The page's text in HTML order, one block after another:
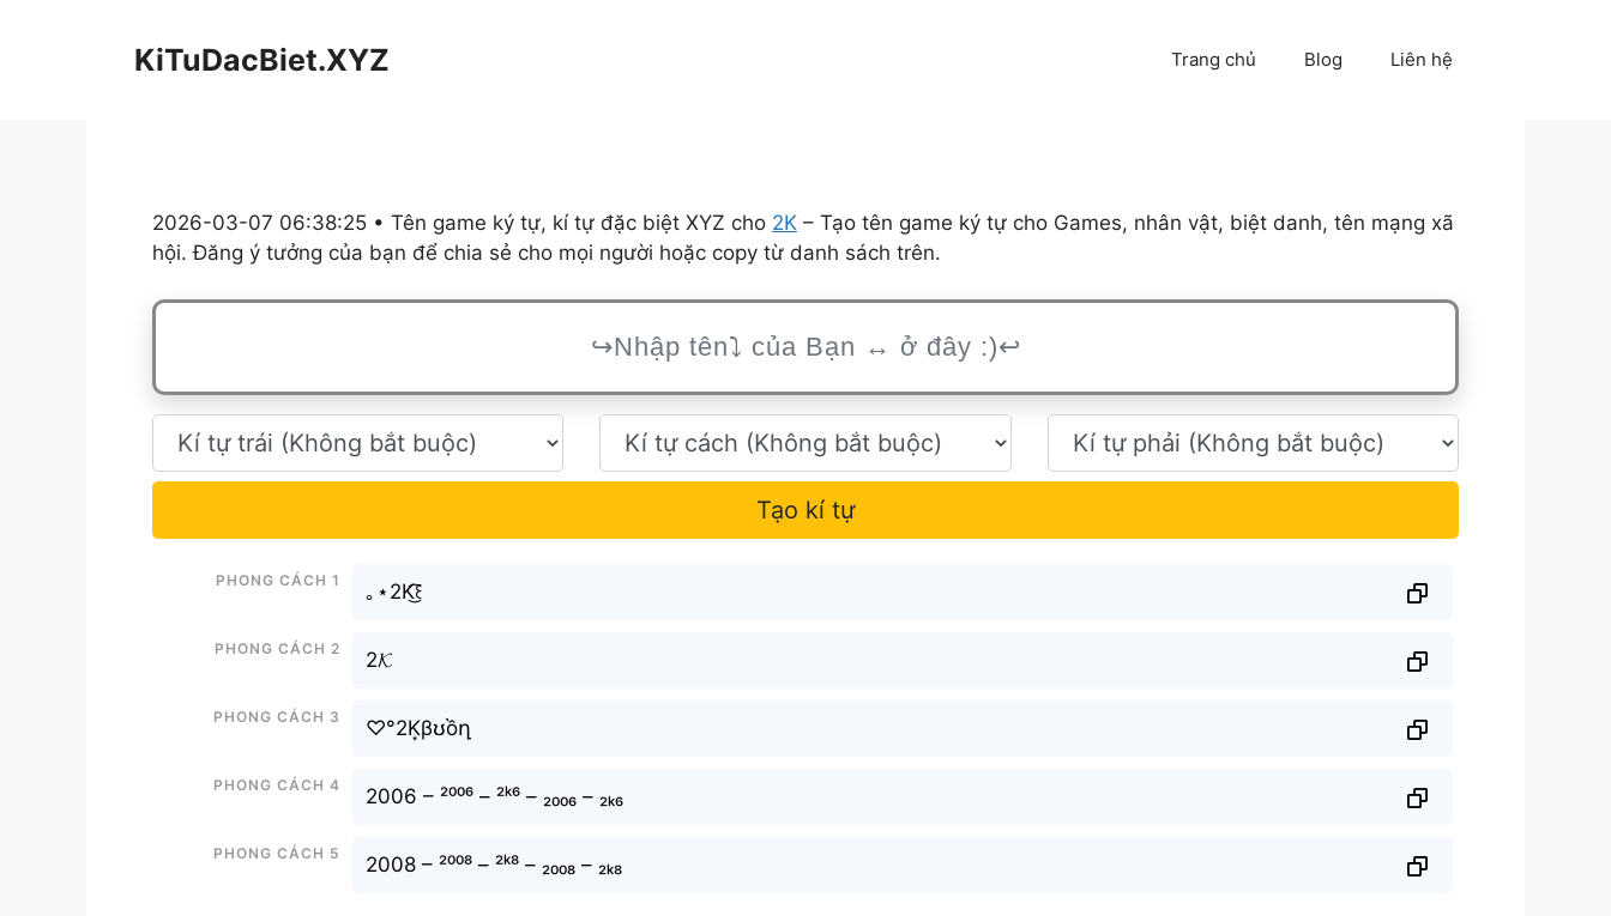
KiTuDacBiet.XYZ Trang chủ Blog Liên hệ
2026-03-07 06:38:25 • Tên game ký tự, kí tự đặc biệt XYZ cho 2K – Tạo tên game ký tự cho Games, nhân vật, biệt danh, tên mạng xã
hội. Đăng ý tưởng của bạn để chia sẻ cho mọi người hoặc copy từ danh sách trên.
Tạo kí tự
Phong cách 1
｡⋆2K͜͡꒰
Phong cách 2
2𝓚
Phong cách 3
♡°2K͙βʊồղ
Phong cách 4
2006 – ²⁰⁰⁶ – ²ᵏ⁶ – ₂₀₀₆ – ₂ₖ₆
Phong cách 5
2008 – ²⁰⁰⁸ – ²ᵏ⁸ – ₂₀₀₈ – ₂ₖ₈